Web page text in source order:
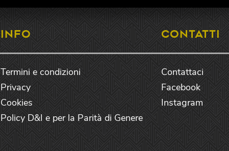
INFO
Termini e condizioni
Privacy
Cookies
Policy D&I e per la Parità di Genere
CONTATTI
Contattaci
Facebook
Instagram